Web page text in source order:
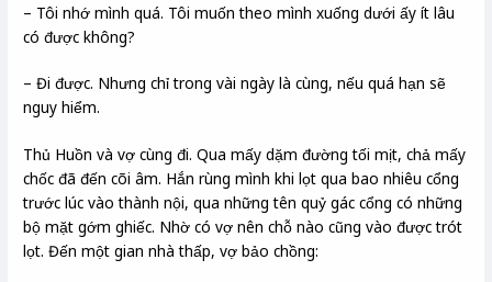
– Tôi nhớ mình quá. Tôi muốn theo mình xuống dưới ấy ít lâu
có được không?
– Đi được. Nhưng chỉ trong vài ngày là cùng, nếu quá hạn sẽ
nguy hiểm.
Thủ Huồn và vợ cùng đi. Qua mấy dặm đường tối mịt, chả mấy
chốc đã đến cõi âm. Hắn rùng mình khi lọt qua bao nhiêu cổng
trước lúc vào thành nội, qua những tên quỷ gác cổng có những
bộ mặt gớm ghiếc. Nhờ có vợ nên chỗ nào cũng vào được trót
lọt. Đến một gian nhà thấp, vợ bảo chồng: